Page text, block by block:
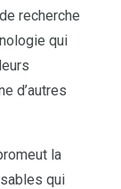
recherche
qui
d’autres
la
qui